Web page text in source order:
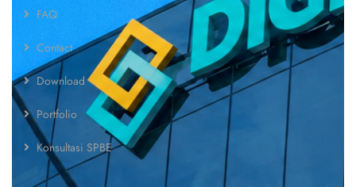
FAQ
Contact
Download
Portfolio
Konsultasi SPBE